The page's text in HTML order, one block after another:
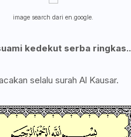
image search dari en.google.
kedekut serba ringkas..
selalu surah Al Kausar.